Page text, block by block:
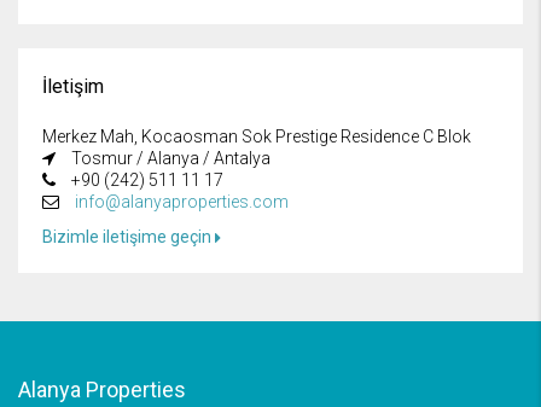
İletişim
Merkez Mah, Kocaosman Sok Prestige Residence C Blok
Tosmur / Alanya / Antalya
+90 (242) 511 11 17
info@alanyaproperties.com
Bizimle iletişime geçin
Alanya Properties